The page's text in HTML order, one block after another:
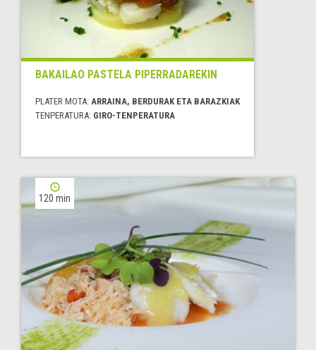
BAKAILAO PASTELA PIPERRADAREKIN
PLATER MOTA: ARRAINA, BERDURAK ETA BARAZKIAK
TENPERATURA: GIRO-TENPERATURA
120 min